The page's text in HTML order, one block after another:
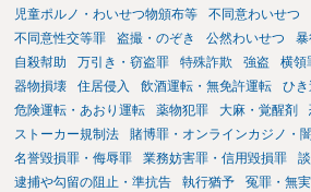
児童ポルノ・わいせつ物頒布等
不同意わいせつ
不同意性交等罪
盗撮・のぞき 公然わいせつ
自殺幇助
万引き・窃盗罪 特殊詐欺 強盗 横領
器物損壊
住居侵入 飲酒運転・無免許運転
ひ
危険運転・あおり運転
薬物犯罪 大麻・覚醒剤
ストーカー規制法
賭博罪・オンラインカジノ・
名誉毀損罪・侮辱罪
業務妨害罪・信用毀損罪
逮捕や勾留の阻止・準抗告
執行猶予 冤罪・無